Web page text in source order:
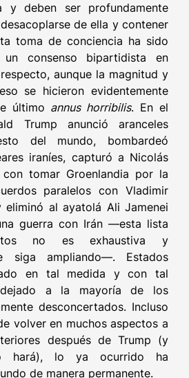
y deben ser profundamente
de ella y contener
toma de conciencia ha sido
consenso bipartidista en
aunque la magnitud y
se hicieron evidentemente
último annus horribilis. En el
Trump anunció aranceles
del mundo, bombardeó
iraníes, capturó a Nicolás
con tomar Groenlandia por la
paralelos con Vladimir
eliminó al ayatolá Ali Jamenei
guerra con Irán —esta lista
no es exhaustiva y
siga ampliando—. Estados
en tal medida y con tal
a la mayoría de los
desconcertados. Incluso
volver en muchos aspectos a
después de Trump (y
hará), lo ya ocurrido ha
de manera permanente.